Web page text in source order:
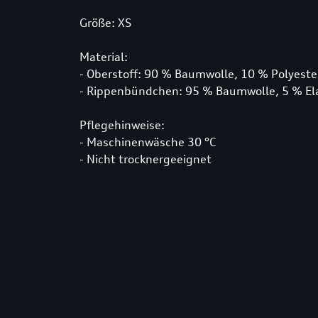
Größe: XS
Material:
- Oberstoff: 90 % Baumwolle, 10 %
- Rippenbündchen: 95 % Baumwolle, 5 %
Pflegehinweise:
- Maschinenwäsche 30 °C
- Nicht trocknergeeignet